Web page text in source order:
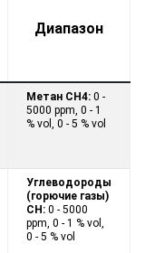
Диапазон
Метан CH4: 0 -
5000 ppm, 0 - 1
% vol, 0 - 5 % vol
Углеводороды
(горючие газы)
CH: 0 - 5000
ppm, 0 - 1 % vol,
0 - 5 % vol